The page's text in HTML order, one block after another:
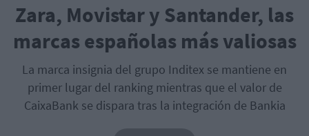
Zara, Movistar y Santander, las
marcas españolas más valiosas
La marca insignia del grupo Inditex se mantiene en
primer lugar del ranking mientras que el valor de
CaixaBank se dispara tras la integración de Bankia